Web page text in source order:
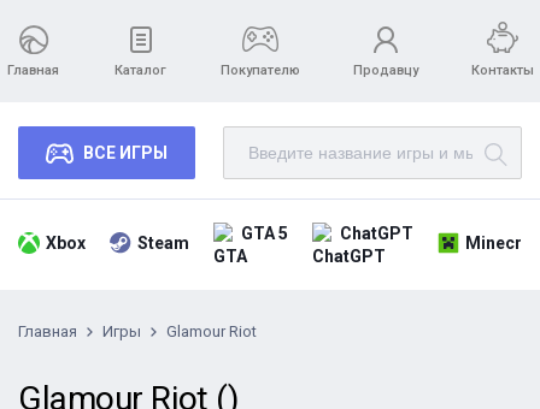
Главная Каталог Покупателю Продавцу Контакты
ВСЕ ИГРЫ
Xbox Steam GTA 5 ChatGPT
Главная Игры Glamour Riot
Glamour Riot ()